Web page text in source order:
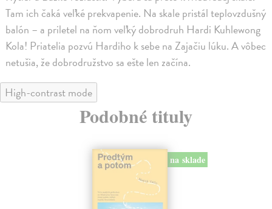
Tam ich čaká veľké prekvapenie. Na skale pristál teplovzdušný
balón – a priletel na ňom veľký dobrodruh Hardi Kuhlewong
Kola! Priatelia pozvú Hardiho k sebe na Zajačiu lúku. A vôbec
netušia, že dobrodružstvo sa ešte len začína.
High-contrast mode
Podobné tituly
na sklade